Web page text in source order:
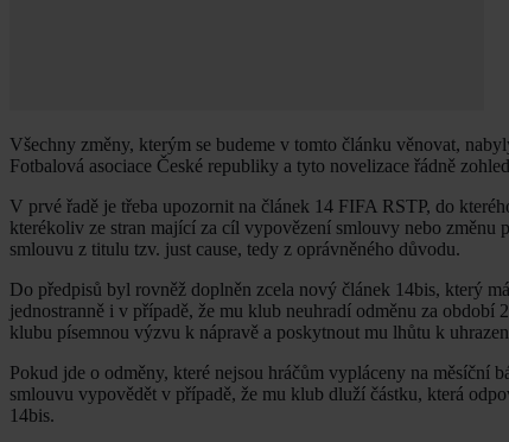
Všechny změny, kterým se budeme v tomto článku věnovat,
Fotbalová asociace České republiky a tyto novelizace řádně
V prvé řadě je třeba upozornit na článek 14 FIFA RSTP, do
kterékoliv ze stran mající za cíl vypovězení smlouvy nebo
smlouvu z titulu tzv. just cause, tedy z oprávněného důvodu.
Do předpisů byl rovněž doplněn zcela nový článek 14bis, který
jednostranně i v případě, že mu klub neuhradí odměnu za
klubu písemnou výzvu k nápravě a poskytnout mu lhůtu k
Pokud jde o odměny, které nejsou hráčům vypláceny na měsíční
smlouvu vypovědět v případě, že mu klub dluží částku, která
14bis.